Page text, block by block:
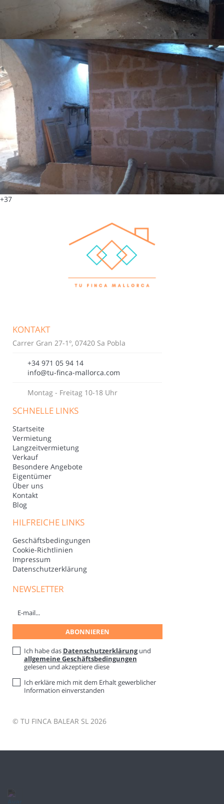
+37
KONTAKT
Carrer Gran 27-1º, 07420 Sa Pobla
+34 971 05 94 14
info@tu-finca-mallorca.com
Montag - Freitag 10-18 Uhr
SCHNELLE LINKS
Startseite
Vermietung
Langzeitvermietung
Verkauf
Besondere Angebote
Eigentümer
Über uns
Kontakt
Blog
HILFREICHE LINKS
Geschäftsbedingungen
Cookie-Richtlinien
Impressum
Datenschutzerklärung
NEWSLETTER
Ich habe das Datenschutzerklärungund
allgemeine Geschäftsbedingungen
gelesen und akzeptiere diese
Ich erkläre mich mit dem Erhalt gewerblicher
Information einverstanden
© TU FINCA BALEAR SL 2026